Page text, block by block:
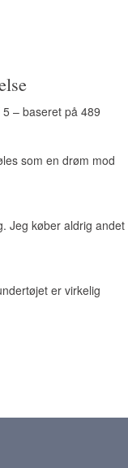
5 – baseret på 489
som en drøm mod
Jeg køber aldrig andet
er virkelig